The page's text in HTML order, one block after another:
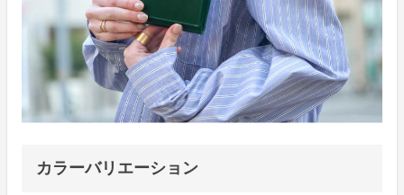
カラーバリエーション